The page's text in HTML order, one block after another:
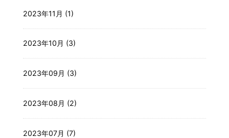
2023年11月 (1)
2023年10月 (3)
2023年09月 (3)
2023年08月 (2)
2023年07月 (7)